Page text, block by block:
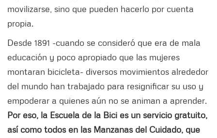
movilizarse, sino que pueden hacerlo por cuenta
propia.
Desde 1891 -cuando se consideró que era de mala
educación y poco apropiado que las mujeres
montaran bicicleta- diversos movimientos alrededor
del mundo han trabajado para resignificar su uso y
empoderar a quienes aún no se animan a aprender.
Por eso, la Escuela de la Bici es un servicio gratuito,
así como todos en las Manzanas del Cuidado, que